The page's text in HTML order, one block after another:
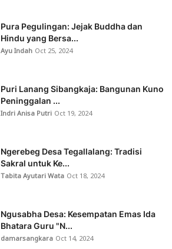
Pura Pegulingan: Jejak Buddha dan
Hindu yang Bersa...
Ayu Indah Oct 25, 2024
Puri Lanang Sibangkaja: Bangunan Kuno
Peninggalan ...
Indri Anisa Putri Oct 19, 2024
Ngerebeg Desa Tegallalang: Tradisi
Sakral untuk Ke...
Tabita Ayutari Wata Oct 18, 2024
Ngusabha Desa: Kesempatan Emas Ida
Bhatara Guru "N...
damarsangkara Oct 14, 2024